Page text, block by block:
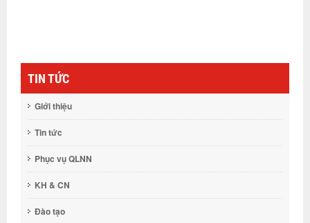
TIN TỨC
Giới thiệu
Tin tức
Phục vụ QLNN
KH & CN
Đào tạo